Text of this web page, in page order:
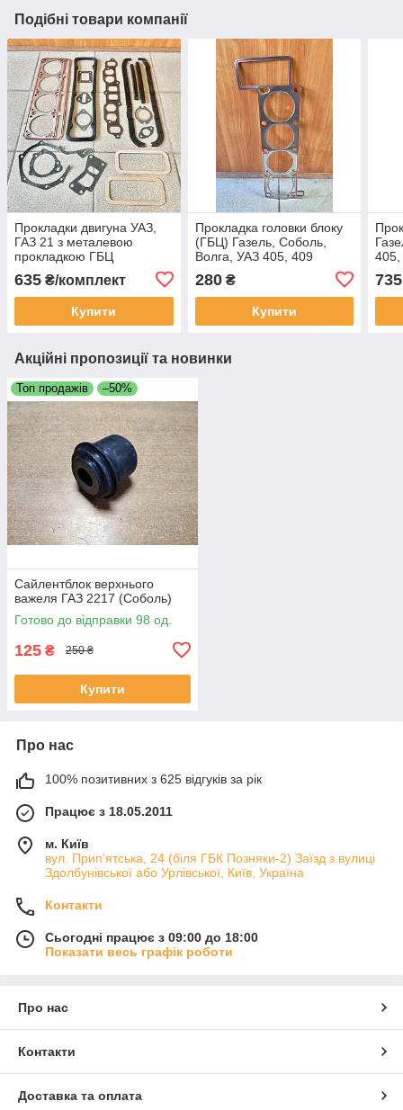
Подібні товари компанії
Прокладки двигуна УАЗ,
ГАЗ 21 з металевою
прокладкою ГБЦ
635 ₴/комплект
Купити
Прокладка головки блоку
(ГБЦ) Газель, Соболь,
Волга, УАЗ 405, 409
280₴
Купити
405,
ГБЦ
735
Акційні пропозиції та новинки
Топ продажів –50%
Сайлентблок верхнього
важеля ГАЗ 2217 (Соболь)
Готово до відправки 98 од.
125 ₴ 250 ₴
Купити
Про нас
100% позитивних з 625 відгуків за рік
Працює з 18.05.2011
м. Київ
вул. Прип'ятська, 24 (біля ГБК Позняки-2) Заїзд з вулиці
Здолбунівської або Урлівської, Київ, Україна
Контакти
Сьогодні працює з 09:00 до 18:00
Показати весь графік роботи
Про нас
Контакти
Доставка та оплата